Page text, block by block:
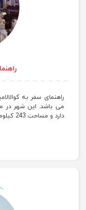
راهنمای سفر به
می باشد. این شهر در
دارد و مساحت 243 کیلومتر مربع رادر بر می ...